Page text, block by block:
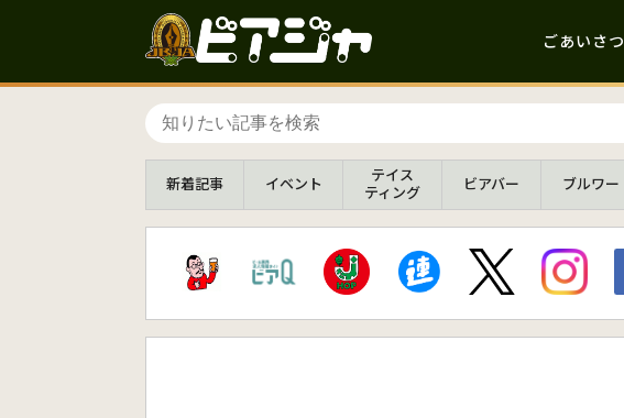
ごあいさつ
新着記事 イベント
テイス
ティング
ビアバー ブルワー